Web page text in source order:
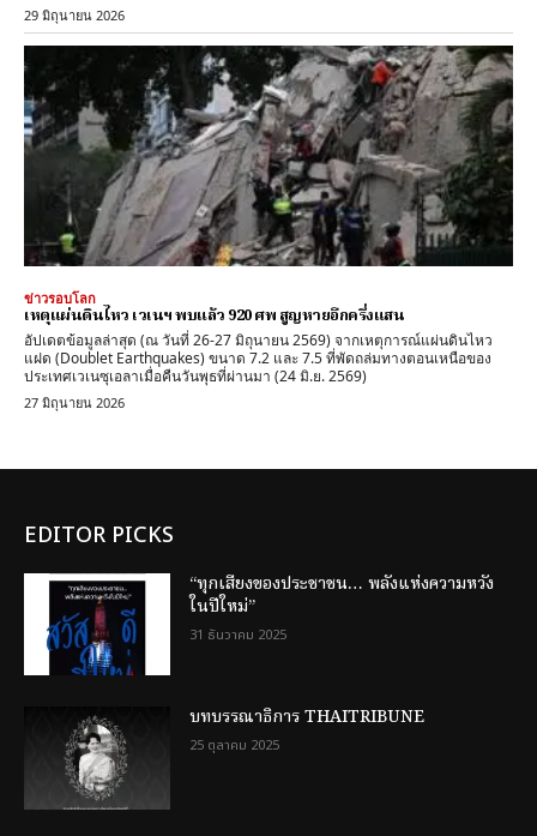
29 มิถุนายน 2026
ข่าวรอบโลก
เหตุแผ่นดินไหว เวเนฯ พบแล้ว 920 ศพ สูญหายอีกครึ่งแสน
อัปเดตข้อมูลล่าสุด (ณ วันที่ 26-27 มิถุนายน 2569) จากเหตุการณ์แผ่นดินไหว
แฝด (Doublet Earthquakes) ขนาด 7.2 และ 7.5 ที่พัดถล่มทางตอนเหนือของ
ประเทศเวเนซุเอลาเมื่อคืนวันพุธที่ผ่านมา (24 มิ.ย. 2569)
27 มิถุนายน 2026
EDITOR PICKS
“ทุกเสียงของประชาชน… พลังแห่งความหวัง
ในปีใหม่”
31 ธันวาคม 2025
บทบรรณาธิการ THAITRIBUNE
25 ตุลาคม 2025